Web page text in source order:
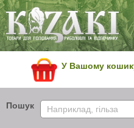
У Вашому
Пошук